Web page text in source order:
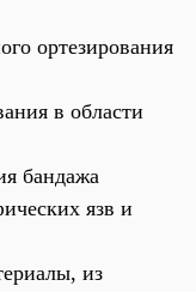
ортезирования
в области
бандажа
язв и
из